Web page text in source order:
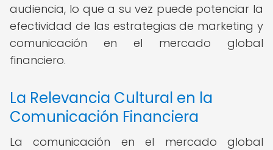
audiencia, lo que a su vez puede potenciar la
efectividad de las estrategias de marketing y
comunicación en el mercado global
financiero.
La Relevancia Cultural en la
Comunicación Financiera
La comunicación en el mercado global